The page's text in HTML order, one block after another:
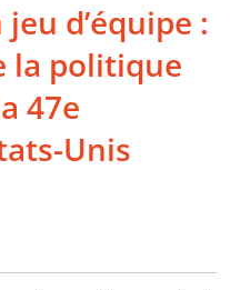
d’équipe :
la politique
47e
Unis